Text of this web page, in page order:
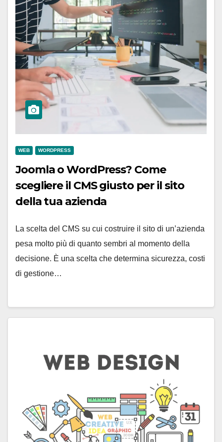
WEB WORDPRESS
Joomla o WordPress? Come
scegliere il CMS giusto per il sito
della tua azienda
La scelta del CMS su cui costruire il sito di un’azienda
pesa molto più di quanto sembri al momento della
decisione. È una scelta che determina sicurezza, costi
di gestione…